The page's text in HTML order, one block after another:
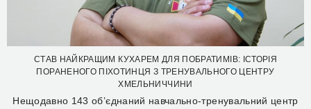
СТАВ НАЙКРАЩИМ КУХАРЕМ ДЛЯ ПОБРАТИМІВ: ІСТОРІЯ
ПОРАНЕНОГО ПІХОТИНЦЯ З ТРЕНУВАЛЬНОГО ЦЕНТРУ
ХМЕЛЬНИЧЧИНИ
Нещодавно 143 об’єднаний навчально-тренувальний центр